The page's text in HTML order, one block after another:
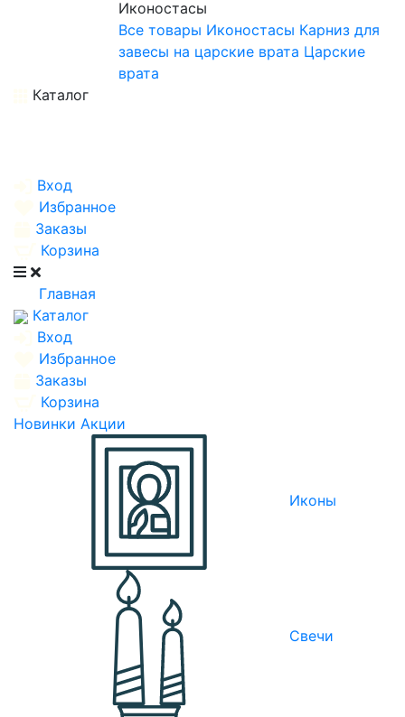
Иконостасы
Все товары Иконостасы Карниз для
завесы на царские врата Царские
врата
Каталог
Вход
Избранное
Заказы
Корзина
Главная
Каталог
Вход
Избранное
Заказы
Корзина
Новинки Акции
Иконы
Свечи